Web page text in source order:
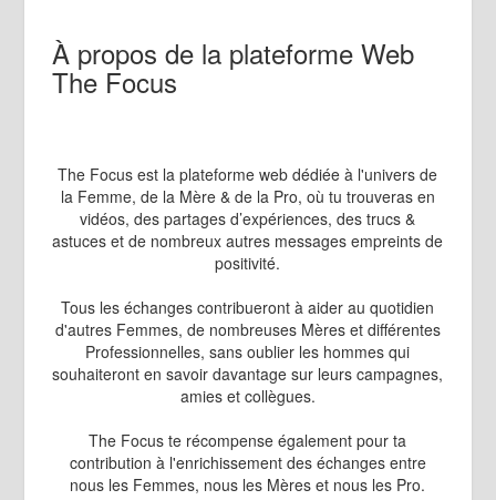
échanges entre nous les Femmes, nous les
Mères et nous les Pro.
À propos de la plateforme Web
The Focus
The Focus est la plateforme web dédiée à l'univers de
la Femme, de la Mère & de la Pro, où tu trouveras en
vidéos, des partages d’expériences, des trucs &
astuces et de nombreux autres messages empreints de
positivité.
Tous les échanges contribueront à aider au quotidien
d'autres Femmes, de nombreuses Mères et différentes
Professionnelles, sans oublier les hommes qui
souhaiteront en savoir davantage sur leurs campagnes,
amies et collègues.
The Focus te récompense également pour ta
contribution à l'enrichissement des échanges entre
nous les Femmes, nous les Mères et nous les Pro.